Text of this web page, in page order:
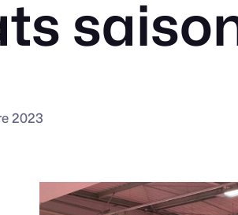
2023